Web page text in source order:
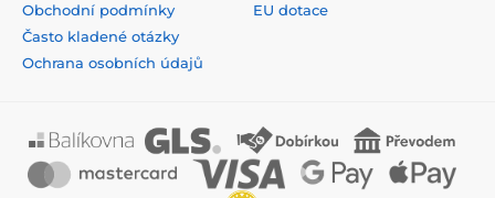
Obchodní podmínky
Často kladené otázky
Ochrana osobních údajů
EU dotace